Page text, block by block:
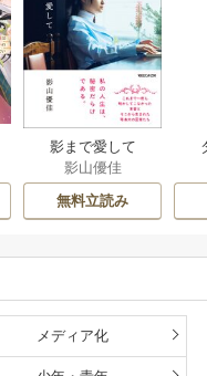
影まで愛して
影山優佳
無料立読み
メディア化